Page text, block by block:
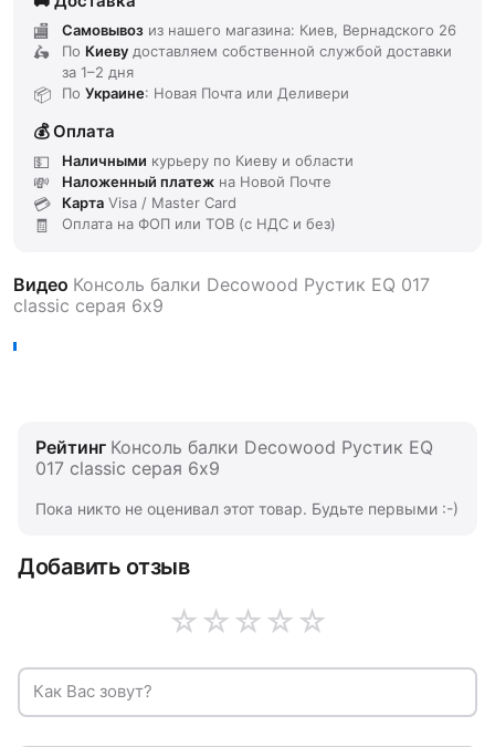
Самовывоз из нашего магазина: Киев, Вернадского 26
По Киеву доставляем собственной службой доставки
за 1–2 дня
По Украине: Новая Почта или Деливери
Оплата
Наличными курьеру по Киеву и области
Наложенный платеж на Новой Почте
Карта Visa / Master Card
Оплата на ФОП или ТОВ (с НДС и без)
Видео Консоль балки Decowood Рустик EQ 017
classic серая 6х9
Рейтинг Консоль балки Decowood Рустик EQ
017 classic серая 6х9
Пока никто не оценивал этот товар. Будьте первыми :-)
Добавить отзыв
☆
☆
☆
☆
☆
Как Вас зовут?